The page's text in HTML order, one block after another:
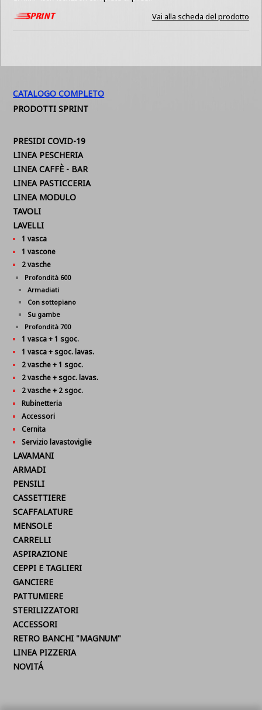
Vai alla scheda del prodotto
CATALOGO COMPLETO
PRODOTTI SPRINT
PRESIDI COVID-19
LINEA PESCHERIA
LINEA CAFFÈ - BAR
LINEA PASTICCERIA
LINEA MODULO
TAVOLI
LAVELLI
1 vasca
1 vascone
2 vasche
Profondità 600
Armadiati
Con sottopiano
Su gambe
Profondità 700
1 vasca + 1 sgoc.
1 vasca + sgoc. lavas.
2 vasche + 1 sgoc.
2 vasche + sgoc. lavas.
2 vasche + 2 sgoc.
Rubinetteria
Accessori
Cernita
Servizio lavastoviglie
LAVAMANI
ARMADI
PENSILI
CASSETTIERE
SCAFFALATURE
MENSOLE
CARRELLI
ASPIRAZIONE
CEPPI E TAGLIERI
GANCIERE
PATTUMIERE
STERILIZZATORI
ACCESSORI
RETRO BANCHI "MAGNUM"
LINEA PIZZERIA
NOVITÁ